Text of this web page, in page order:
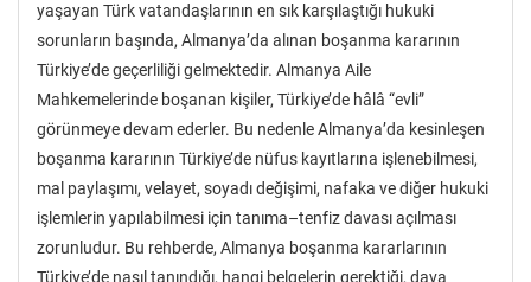
yaşayan Türk vatandaşlarının en sık karşılaştığı hukuki
sorunların başında, Almanya’da alınan boşanma kararının
Türkiye’de geçerliliği gelmektedir. Almanya Aile
Mahkemelerinde boşanan kişiler, Türkiye’de hâlâ “evli”
görünmeye devam ederler. Bu nedenle Almanya’da kesinleşen
boşanma kararının Türkiye’de nüfus kayıtlarına işlenebilmesi,
mal paylaşımı, velayet, soyadı değişimi, nafaka ve diğer hukuki
işlemlerin yapılabilmesi için tanıma–tenfiz davası açılması
zorunludur. Bu rehberde, Almanya boşanma kararlarının
Türkiye’de nasıl tanındığı, hangi belgelerin gerektiği, dava